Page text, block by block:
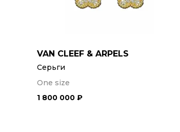
VAN CLEEF & ARPELS
Серьги
One size
1 800 000 ₽